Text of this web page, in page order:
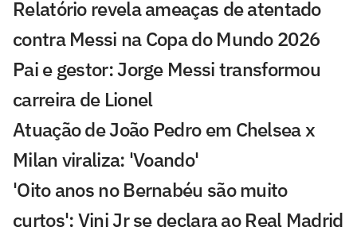
Relatório revela ameaças de atentado
contra Messi na Copa do Mundo 2026
Pai e gestor: Jorge Messi transformou
carreira de Lionel
Atuação de João Pedro em Chelsea x
Milan viraliza: 'Voando'
'Oito anos no Bernabéu são muito
curtos': Vini Jr se declara ao Real Madrid